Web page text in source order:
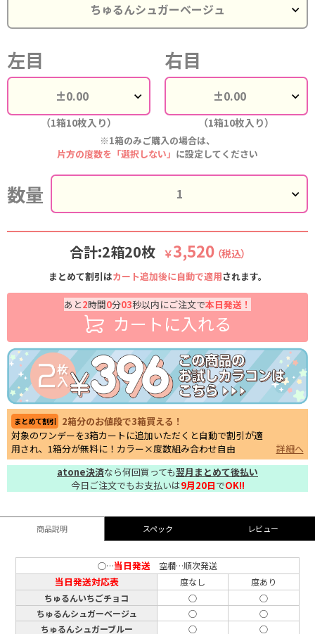
左目
（1箱10枚入り）
右目
（1箱10枚入り）
※1箱のみご購入の場合は、
片方の度数を「選択しない」 に設定してください
数量
合計:2箱20枚 ￥3,520 （税込）
まとめて割引はカート追加後に自動で適用されます。
あと2時間0分02秒以内にご注文で本日発送！
カートに入れる
まとめて割引
2箱分のお値段で3箱買える！
対象のワンデーを3箱カートに追加いただくと自動で割引が適
用され、1箱分が無料に！カラー×度数組み合わせ自由
詳細へ
atone決済なら何回買っても翌月まとめて後払い
今日ご注文でもお支払いは9月20日でOK!!
商品説明 スペック レビュー
○…当日発送 空欄…順次発送
当日発送対応表 度なし
度あり
ちゅるんいちごチョコ
○
○
ちゅるんシュガーベージュ
○
○
ちゅるんシュガーブルー
○ ○